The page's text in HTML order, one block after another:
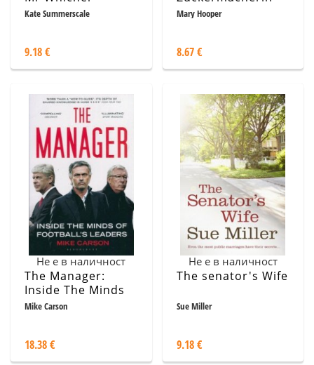
Kate Summerscale
9.18 €
Mary Hooper
8.67 €
Не е в наличност
The Manager:
Inside The Minds
of Football's
Mike Carson
18.38 €
Не е в наличност
The senator's Wife
Sue Miller
9.18 €